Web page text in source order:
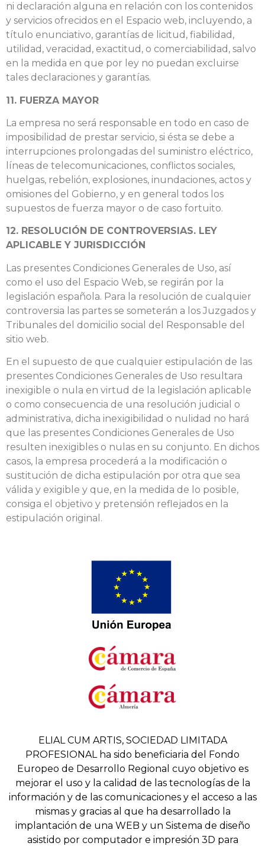
ni declaración alguna en relación con los contenidos
y servicios ofrecidos en el Espacio web, incluyendo, a
título enunciativo, garantías de licitud, fiabilidad,
utilidad, veracidad, exactitud, o comerciabilidad, salvo
en la medida en que por ley no puedan excluirse
tales declaraciones y garantías.
11. FUERZA MAYOR
La empresa no será responsable en todo en caso de
imposibilidad de prestar servicio, si ésta se debe a
interrupciones prolongadas del suministro eléctrico,
líneas de telecomunicaciones, conflictos sociales,
huelgas, rebelión, explosiones, inundaciones, actos y
omisiones del Gobierno, y en general todos los
supuestos de fuerza mayor o de caso fortuito.
12. RESOLUCIÓN DE CONTROVERSIAS. LEY
APLICABLE Y JURISDICCIÓN
Las presentes Condiciones Generales de Uso, así
como el uso del Espacio Web, se regirán por la
legislación española. Para la resolución de cualquier
controversia las partes se someterán a los Juzgados y
Tribunales del domicilio social del Responsable del
sitio web.
En el supuesto de que cualquier estipulación de las
presentes Condiciones Generales de Uso resultara
inexigible o nula en virtud de la legislación aplicable
o como consecuencia de una resolución judicial o
administrativa, dicha inexigibilidad o nulidad no hará
que las presentes Condiciones Generales de Uso
resulten inexigibles o nulas en su conjunto. En dichos
casos, la empresa procederá a la modificación o
sustitución de dicha estipulación por otra que sea
válida y exigible y que, en la medida de lo posible,
consiga el objetivo y pretensión reflejados en la
estipulación original.
ELIAL CUM ARTIS, SOCIEDAD LIMITADA
PROFESIONAL ha sido beneficiaria del Fondo
Europeo de Desarrollo Regional cuyo objetivo es
mejorar el uso y la calidad de las tecnologías de la
información y de las comunicaciones y el acceso a las
mismas y gracias al que ha desarrollado la
implantación de una WEB y un Sistema de diseño
asistido por computador e impresión 3D para